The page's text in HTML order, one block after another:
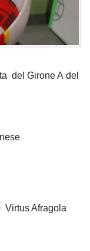
del Girone A del
Virtus Afragola